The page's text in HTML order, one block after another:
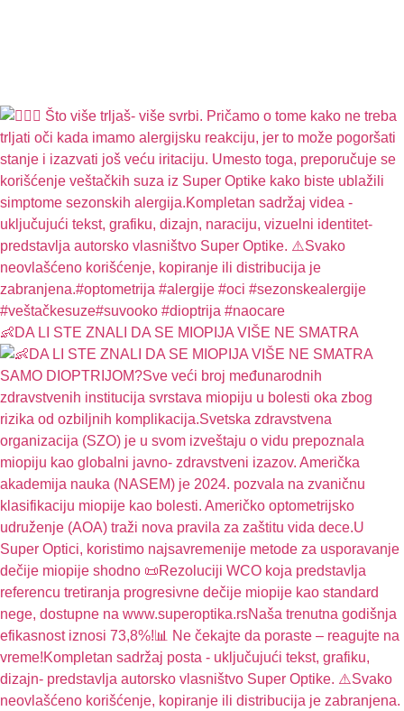
👶DA LI STE ZNALI DA SE MIOPIJA VIŠE NE SMATRA